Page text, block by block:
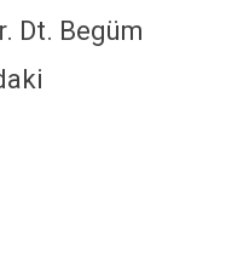
Dt. Begüm